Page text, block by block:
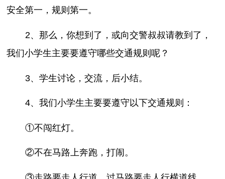
安全第一，规则第一。
2、那么，你想到了，或向交警叔叔请教到了，
我们小学生主要要遵守哪些交通规则呢？
3、学生讨论，交流，后小结。
4、我们小学生主要要遵守以下交通规则：
①不闯红灯。
②不在马路上奔跑，打闹。